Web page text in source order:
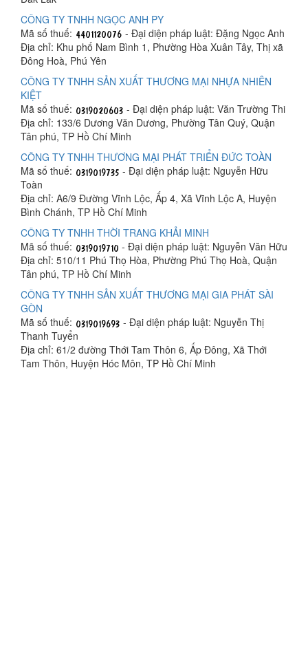
CÔNG TY TNHH NGỌC ANH PY
Mã số thuế:
- Đại diện pháp luật: Đặng Ngọc Anh
Địa chỉ: Khu phố Nam Bình 1, Phường Hòa Xuân Tây, Thị xã
Đông Hoà, Phú Yên
CÔNG TY TNHH SẢN XUẤT THƯƠNG MẠI NHỰA NHIÊN
KIỆT
Mã số thuế:
- Đại diện pháp luật: Văn Trường Thi
Địa chỉ: 133/6 Dương Văn Dương, Phường Tân Quý, Quận
Tân phú, TP Hồ Chí Minh
CÔNG TY TNHH THƯƠNG MẠI PHÁT TRIỂN ĐỨC TOÀN
Mã số thuế:
- Đại diện pháp luật: Nguyễn Hữu
Toàn
Địa chỉ: A6/9 Đường Vĩnh Lộc, Ấp 4, Xã Vĩnh Lộc A, Huyện
Bình Chánh, TP Hồ Chí Minh
CÔNG TY TNHH THỜI TRANG KHẢI MINH
Mã số thuế:
- Đại diện pháp luật: Nguyễn Văn Hữu
Địa chỉ: 510/11 Phú Thọ Hòa, Phường Phú Thọ Hoà, Quận
Tân phú, TP Hồ Chí Minh
CÔNG TY TNHH SẢN XUẤT THƯƠNG MẠI GIA PHÁT SÀI
GÒN
Mã số thuế:
- Đại diện pháp luật: Nguyễn Thị
Thanh Tuyển
Địa chỉ: 61/2 đường Thới Tam Thôn 6, Ấp Đông, Xã Thới
Tam Thôn, Huyện Hóc Môn, TP Hồ Chí Minh